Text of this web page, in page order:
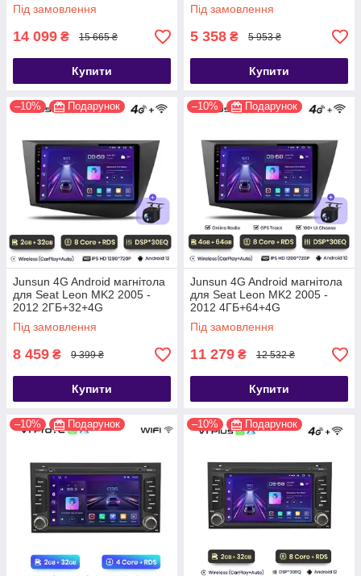
Під замовлення
14 099 ₴ 15 665 ₴
Купити
Під замовлення
5 358 ₴ 5 953 ₴
Купити
–10% Подарунок
Junsun 4G Android магнітола
для Seat Leon MK2 2005 -
2012 2ГБ+32+4G
Під замовлення
8 459 ₴ 9 399 ₴
Купити
–10% Подарунок
Junsun 4G Android магнітола
для Seat Leon MK2 2005 -
2012 4ГБ+64+4G
Під замовлення
11 279 ₴ 12 532 ₴
Купити
–10% Подарунок –10% Подарунок